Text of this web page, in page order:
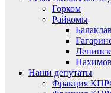
Горком
Райкомы
Наши депутаты
Фракция